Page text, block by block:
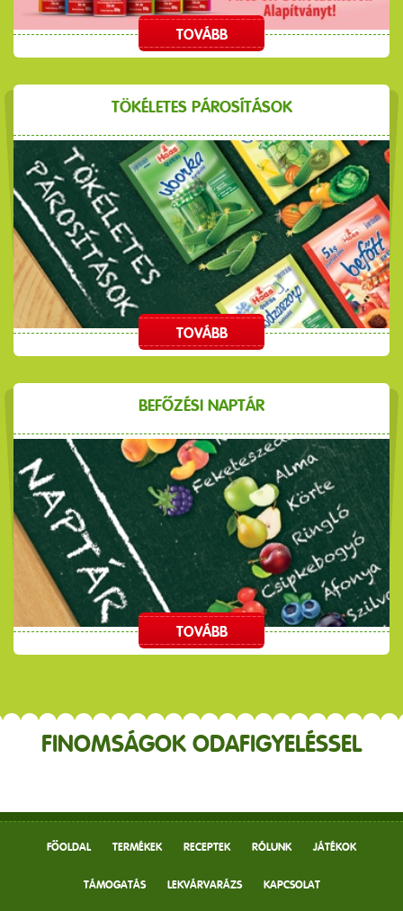
TOVÁBB
TÖKÉLETES PÁROSÍTÁSOK
TOVÁBB
BEFŐZÉSI NAPTÁR
TOVÁBB
FINOMSÁGOK ODAFIGYELÉSSEL
FŐOLDAL TERMÉKEK RECEPTEK RÓLUNK JÁTÉKOK
TÁMOGATÁS LEKVÁRVARÁZS KAPCSOLAT